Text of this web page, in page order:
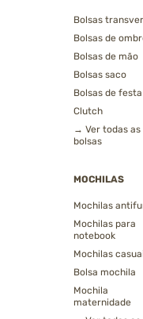
Bolsas
Bolsas de
Bolsas de mão
Bolsas saco
Bolsas de festa
Clutch
→ Ver todas as
bolsas
MOCHILAS
Mochilas
Mochilas para
notebook
Mochilas
Bolsa mochila
Mochila
maternidade